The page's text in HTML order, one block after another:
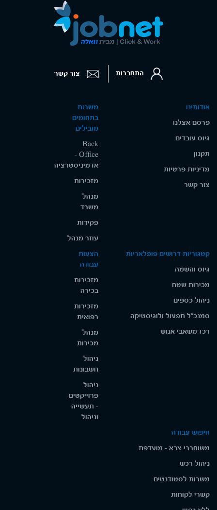
אודותינו
פרסם אצלנו
גיוס עובדים
תקנון
מדיניות פרטיות
צור קשר
משרות
בתחומים
מובילים
Back
Office -
אדמיניסטרציה
מזכירות
מנהל
משרד
פקידות
עוזר מנהל
קטגוריות דרושים פופלאריות
גיוס והשמה
מכירות שטח
ניהול כספים
סמנכ"ל תפעול ולוגיסטיקה
רכז משאבי אנוש
הצעות
עבודה
מזכירות
בכירה
מזכירות
רפואית
מנהל
מכירות
ניהול
חשבונות
ניהול
פרוייקטים
- תעשייה
וניהול
חיפוש עבודה
משוחררי צבא - מועדפת
ניהול רכש
משרות לסטודנטים
קשרי לקוחות